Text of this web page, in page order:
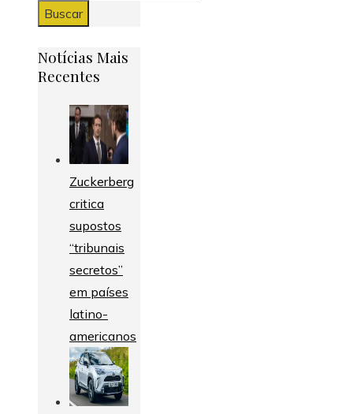
Notícias Mais
Recentes
Zuckerberg
critica
supostos
“tribunais
secretos”
em países
latino-
americanos